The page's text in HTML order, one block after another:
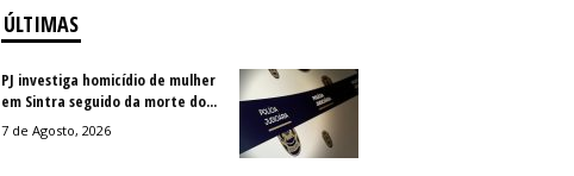
ÚLTIMAS
PJ investiga homicídio de mulher
em Sintra seguido da morte do...
7 de Agosto, 2026